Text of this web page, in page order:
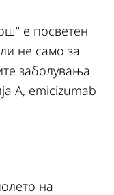
е посветен
не само за
заболувања
А, emicizumab
на